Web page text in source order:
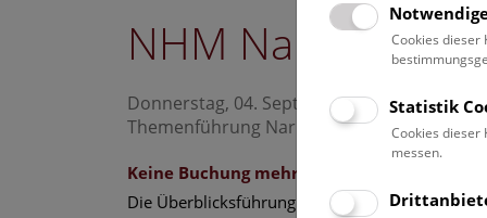
NHM
Donnerstag, 04. September 2025, 11:00
Themenführung Narrenturm
Keine Buchung mehr möglich.
Die Überblicksführung durch die
Cookies dieser
Statistik
Cookies dieser
messen.